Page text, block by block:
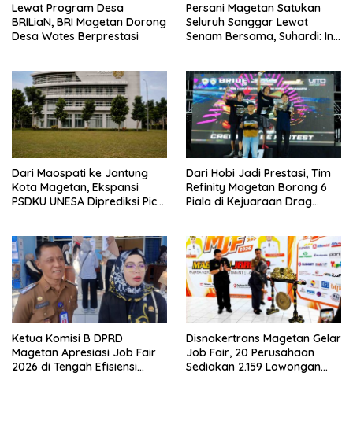
Lewat Program Desa
BRILiaN, BRI Magetan Dorong
Desa Wates Berprestasi
Persani Magetan Satukan
Seluruh Sanggar Lewat
Senam Bersama, Suhardi: Ini
Dari Maospati ke Jantung
Kota Magetan, Ekspansi
PSDKU UNESA Diprediksi Picu
Dari Hobi Jadi Prestasi, Tim
Refinity Magetan Borong 6
Piala di Kejuaraan Drag
Ketua Komisi B DPRD
Magetan Apresiasi Job Fair
2026 di Tengah Efisiensi
Disnakertrans Magetan Gelar
Job Fair, 20 Perusahaan
Sediakan 2.159 Lowongan